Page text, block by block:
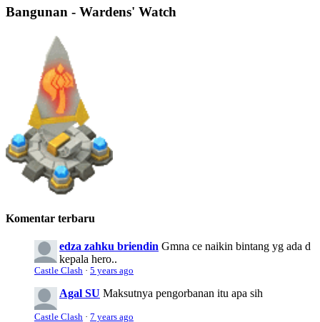
Bangunan - Wardens' Watch
Komentar terbaru
edza zahku briendin Gmna ce naikin bintang yg ada d
kepala hero..
Castle Clash · 5 years ago
Agal SU Maksutnya pengorbanan itu apa sih
Castle Clash · 7 years ago